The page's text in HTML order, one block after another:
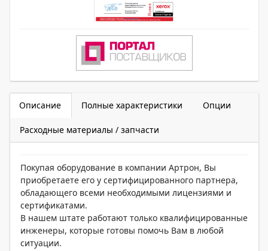
Описание Полные характеристики Опции
Расходные материалы / запчасти
Покупая оборудование в компании Артрон, Вы
приобретаете его у сертифицированного партнера,
обладающего всеми необходимыми лицензиями и
сертификатами.
В нашем штате работают только квалифицированные
инженеры, которые готовы помочь Вам в любой
ситуации.